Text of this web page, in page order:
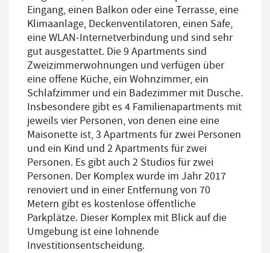
Eingang, einen Balkon oder eine Terrasse, eine
Klimaanlage, Deckenventilatoren, einen Safe,
eine WLAN-Internetverbindung und sind sehr
gut ausgestattet. Die 9 Apartments sind
Zweizimmerwohnungen und verfügen über
eine offene Küche, ein Wohnzimmer, ein
Schlafzimmer und ein Badezimmer mit Dusche.
Insbesondere gibt es 4 Familienapartments mit
jeweils vier Personen, von denen eine eine
Maisonette ist, 3 Apartments für zwei Personen
und ein Kind und 2 Apartments für zwei
Personen. Es gibt auch 2 Studios für zwei
Personen. Der Komplex wurde im Jahr 2017
renoviert und in einer Entfernung von 70
Metern gibt es kostenlose öffentliche
Parkplätze. Dieser Komplex mit Blick auf die
Umgebung ist eine lohnende
Investitionsentscheidung.